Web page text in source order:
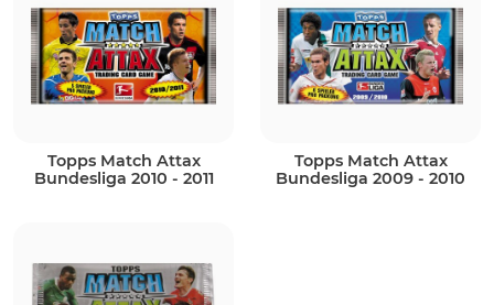
Topps Match Attax
Bundesliga 2010 - 2011
Topps Match Attax
Bundesliga 2009 - 2010